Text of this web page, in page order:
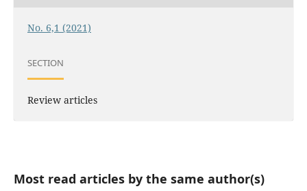
No. 6,1 (2021)
SECTION
Review articles
Most read articles by the same author(s)